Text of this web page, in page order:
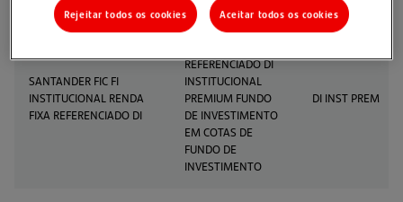
SANTANDER FIC FI
INSTITUCIONAL RENDA
FIXA REFERENCIADO DI
SANTANDER
REFERENCIADO DI
INSTITUCIONAL
PREMIUM FUNDO
DE INVESTIMENTO
EM COTAS DE
FUNDO DE
INVESTIMENTO
DI INST PREM
Rejeitar todos os cookies Aceitar todos os cookies